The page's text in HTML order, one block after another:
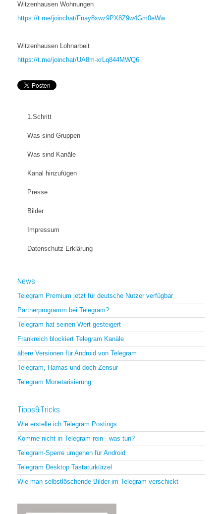
Witzenhausen Wohnungen
https://t.me/joinchat/Fnay8xwz9PX8Z9w4Gm0eWw
Witzenhausen Lohnarbeit
https://t.me/joinchat/UA8m-xrLq844MWQ6
1.Schritt
Was sind Gruppen
Was sind Kanäle
Kanal hinzufügen
Presse
Bilder
Impressum
Datenschutz Erklärung
News
Telegram Premium jetzt für deutsche Nutzer verfügbar
Partnerprogramm bei Telegram?
Telegram hat seinen Wert gesteigert
Frankreich blockiert Telegram Kanäle
ältere Versionen für Android von Telegram
Telegram, Hamas und doch Zensur
Telegram Monetarisierung
Tipps&Tricks
Wie erstelle ich Telegram Postings
Komme nicht in Telegram rein - was tun?
Telegram-Sperre umgehen für Android
Telegram Desktop Tastaturkürzel
Wie man selbstlöschende Bilder im Telegram verschickt